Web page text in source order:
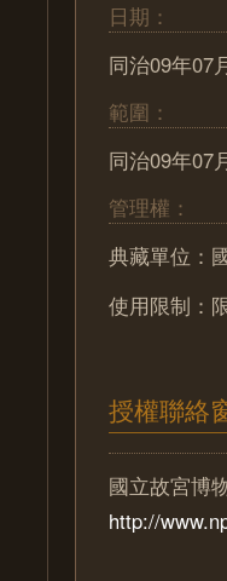
日期：
同治09年07
範圍：
同治09年07
管理權：
典藏單位：
使用限制：
授權聯絡
國立故宮博
http://